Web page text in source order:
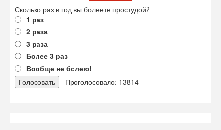
Сколько раз в год вы болеете простудой?
1 раз
2 раза
3 раза
Более 3 раз
Вообще не болею!
Проголосовало: 13814